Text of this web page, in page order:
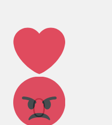
Лайк!
0
Агрессия!